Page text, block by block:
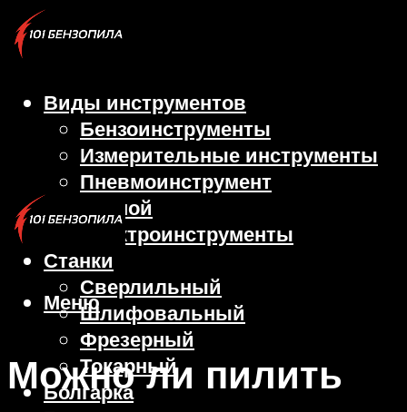
Виды инструментов
Бензоинструменты
Измерительные инструменты
Пневмоинструмент
Ручной
Электроинструменты
Станки
Сверлильный
Шлифовальный
Фрезерный
Токарный
Болгарка
Меню
Можно ли пилить